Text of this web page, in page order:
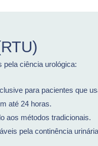
pela ciência urológica:
para pacientes que
até 24 horas.
aos métodos tradicionais.
pela continência